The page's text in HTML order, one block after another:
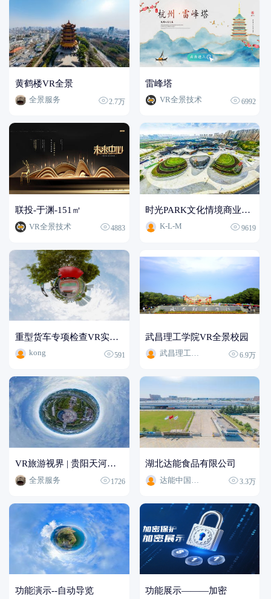
黄鹤楼VR全景
全景服务 2.7万
雷峰塔
VR全景技术 6992
联投-于渊-151㎡
VR全景技术 4883
时光PARK文化情境商业公园
K-L-M 9619
重型货车专项检查VR实景模拟培训-2026
kong 591
武昌理工学院VR全景校园
武昌理工学院VR全景校园 6.9万
VR旅游视界 | 贵阳天河潭旅游度假区VR全景导览
全景服务 1726
湖北达能食品有限公司
达能中国饮料 3.3万
功能演示--自动导览 功能展示———加密